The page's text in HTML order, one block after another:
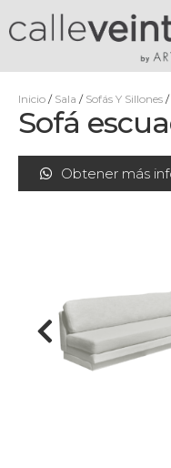
Inicio / Sala / Sofás Y Sillones /
Sofá
Obtener más